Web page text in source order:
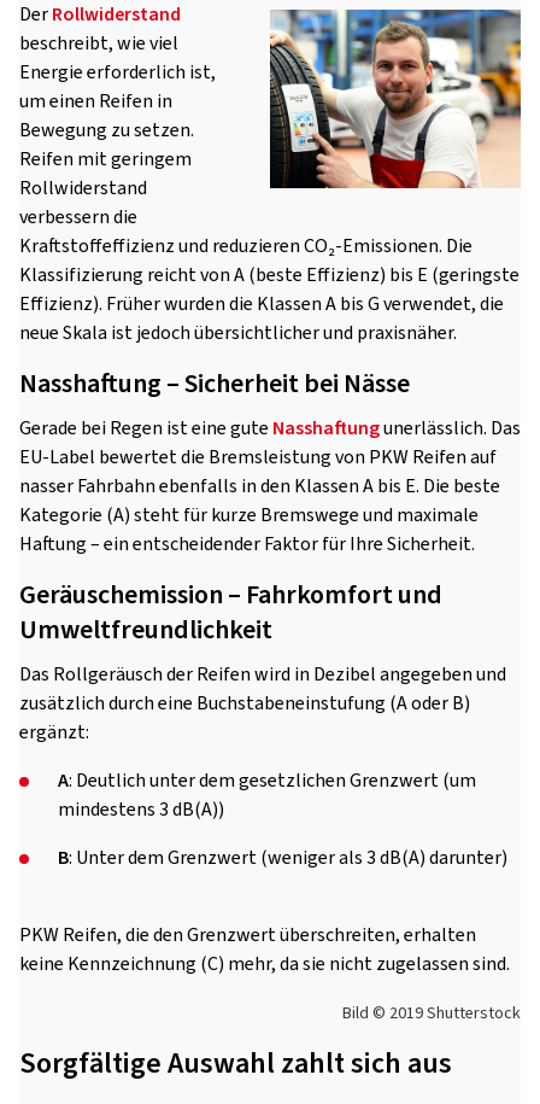
DerRollwiderstand
beschreibt, wie viel
Energie erforderlich ist,
um einen Reifen in
Bewegung zu setzen.
Reifen mit geringem
Rollwiderstand
verbessern die
Kraftstoffeffizienz und reduzieren CO₂-Emissionen. Die
Klassifizierung reicht von A (beste Effizienz) bis E (geringste
Effizienz). Früher wurden die Klassen A bis G verwendet, die
neue Skala ist jedoch übersichtlicher und praxisnäher.
Nasshaftung – Sicherheit bei Nässe
Gerade bei Regen ist eine gute Nasshaftungunerlässlich. Das
EU-Label bewertet die Bremsleistung von PKW Reifen auf
nasser Fahrbahn ebenfalls in den Klassen A bis E. Die beste
Kategorie (A) steht für kurze Bremswege und maximale
Haftung – ein entscheidender Faktor für Ihre Sicherheit.
Geräuschemission – Fahrkomfort und
Umweltfreundlichkeit
Das Rollgeräusch der Reifen wird in Dezibel angegeben und
zusätzlich durch eine Buchstabeneinstufung (A oder B)
ergänzt:
A: Deutlich unter dem gesetzlichen Grenzwert (um
mindestens 3 dB(A))
B: Unter dem Grenzwert (weniger als 3 dB(A) darunter)
PKW Reifen, die den Grenzwert überschreiten, erhalten
keine Kennzeichnung (C) mehr, da sie nicht zugelassen sind.
Bild © 2019 Shutterstock
Sorgfältige Auswahl zahlt sich aus